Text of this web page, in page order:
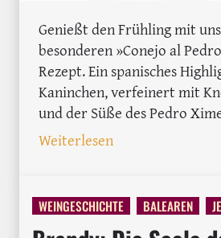
Genießt den Frühling mit
besonderen »Conejo al
Rezept. Ein spanisches
Kaninchen, verfeinert mit
und der Süße des Pedro
Weiterlesen: »Conejo al PX«
WEINGESCHICHTE BALEAREN